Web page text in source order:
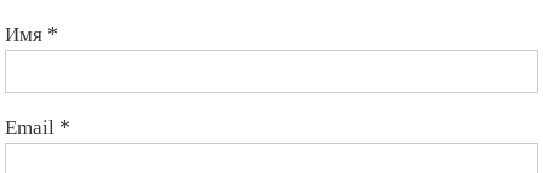
Имя *
Email *